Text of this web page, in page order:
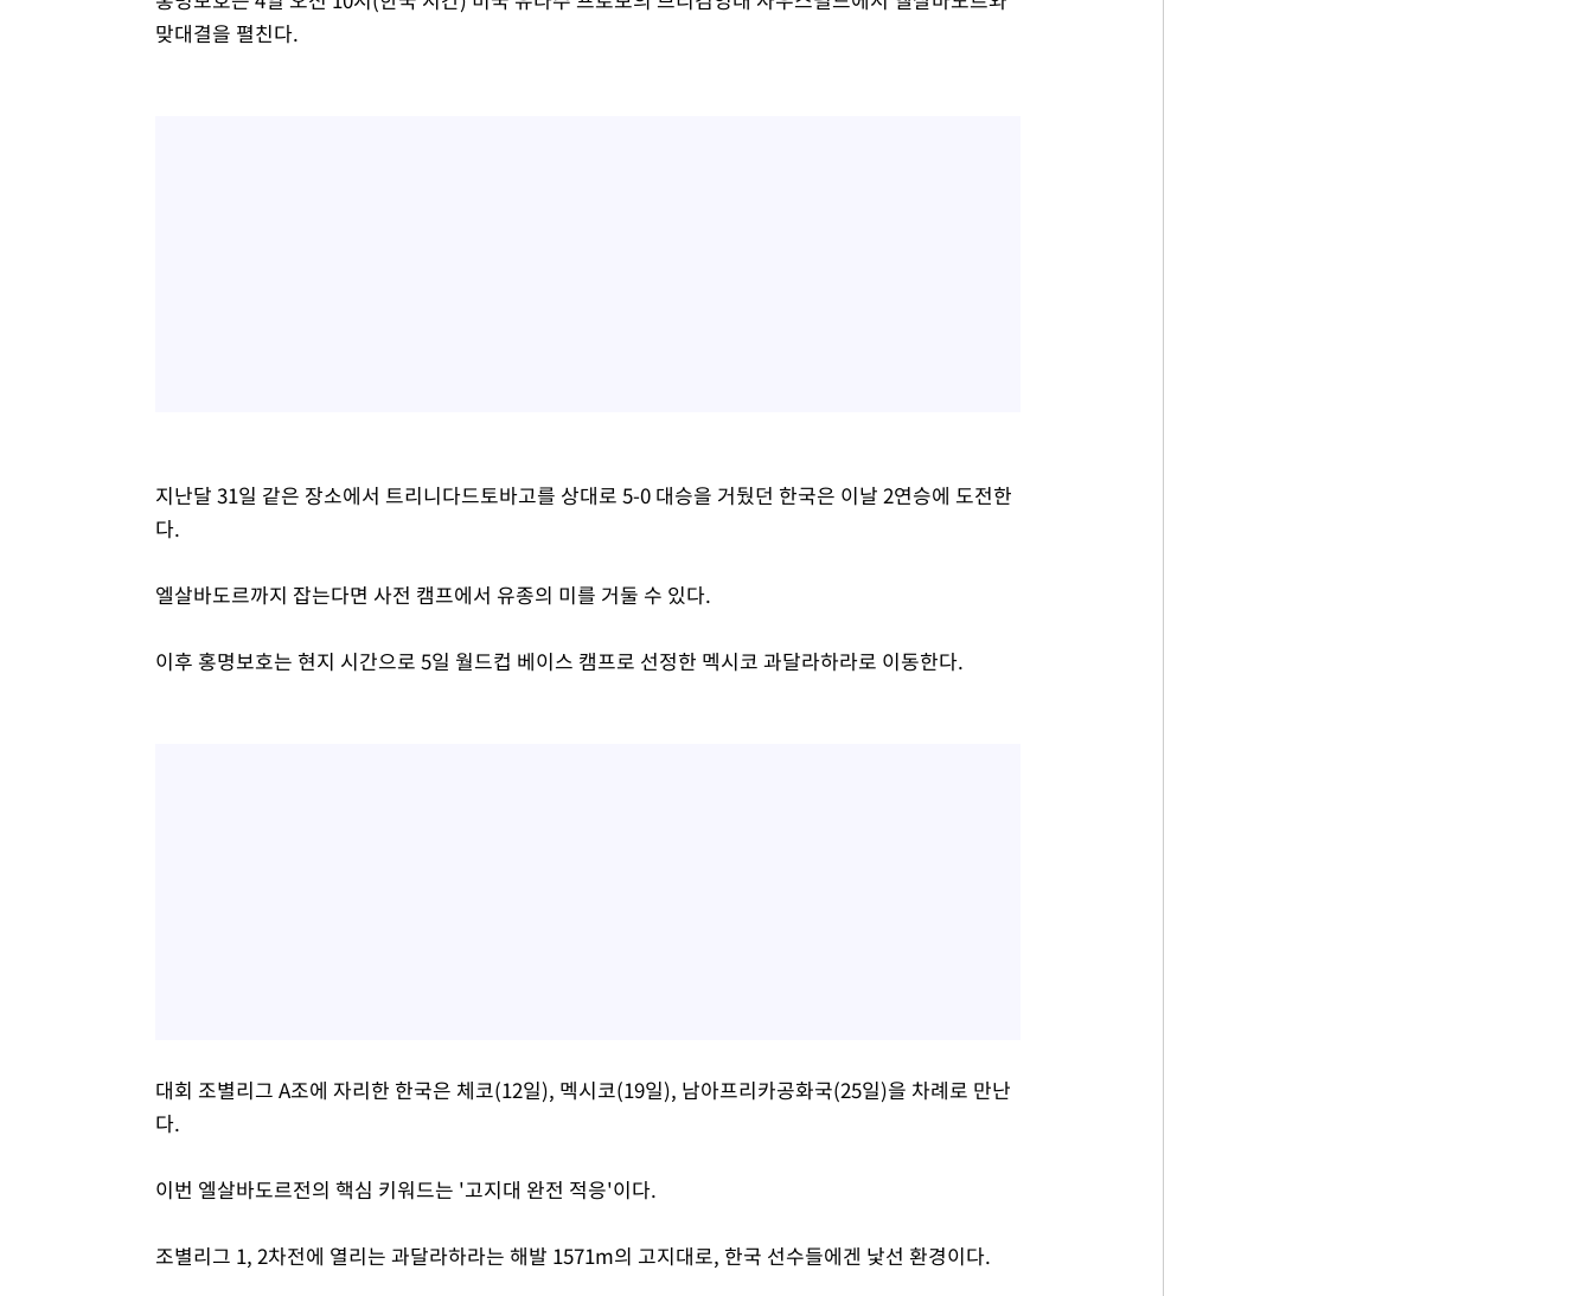
맞대결을 펼친다.
지난달 31일 같은 장소에서 트리니다드토바고를 상대로 5-0 대승을 거뒀던 한국은 이날 2연승에 도전한
다.
엘살바도르까지 잡는다면 사전 캠프에서 유종의 미를 거둘 수 있다.
이후 홍명보호는 현지 시간으로 5일 월드컵 베이스 캠프로 선정한 멕시코 과달라하라로 이동한다.
대회 조별리그 A조에 자리한 한국은 체코(12일), 멕시코(19일), 남아프리카공화국(25일)을 차례로 만난
다.
이번 엘살바도르전의 핵심 키워드는 '고지대 완전 적응'이다.
조별리그 1, 2차전에 열리는 과달라하라는 해발 1571m의 고지대로, 한국 선수들에겐 낯선 환경이다.